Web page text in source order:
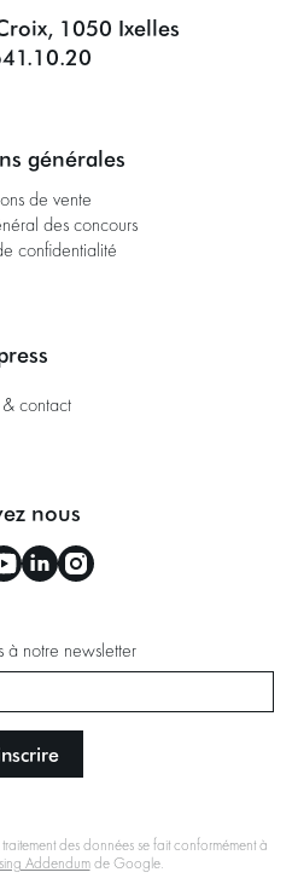
1050 Ixelles
générales
de vente
des concours
confidentialité
& contact
nous
à notre newsletter
des données se fait conformément à
Addendumde Google.